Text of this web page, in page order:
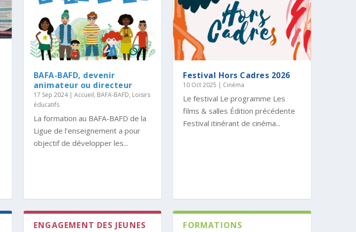
BAFA-BAFD, devenir
animateur ou directeur
17 Sep 2024| Accueil, BAFA-BAFD, Loisirs
éducatifs
La formation au BAFA-BAFD de la
Ligue de l’enseignement a pour
objectif de développer les...
Festival Hors Cadres 2026
10 Oct 2025 | Cinéma
Le festival Le programme Les
films & salles Édition précédente
Festival itinérant de cinéma...
ENGAGEMENT DES JEUNES FORMATIONS